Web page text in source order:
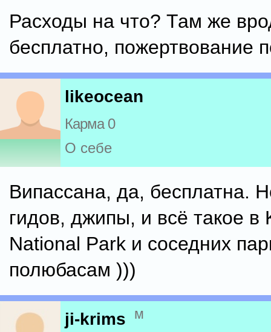
Расходы на что? Там же
бесплатно, пожертвование
likeocean
Карма 0
О себе
Випассана, да, бесплатна.
гидов, джипы, и всё такое в
National Park и соседних
полюбасам )))
ji-krims м